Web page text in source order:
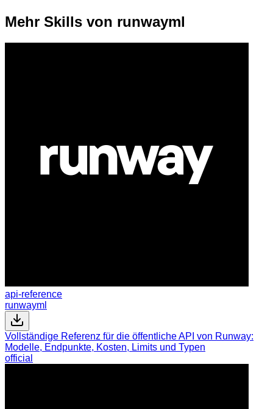
Mehr Skills von runwayml
api-reference
runwayml
Vollständige Referenz für die öffentliche API von Runway:
Modelle, Endpunkte, Kosten, Limits und Typen
official